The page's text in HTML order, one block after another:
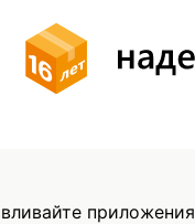
приложения